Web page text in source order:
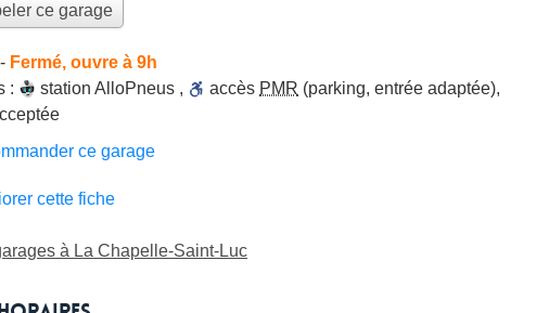
ce garage
- Fermé, ouvre à 9h
:
station AlloPneus , accès PMR (parking, entrée adaptée),
ce garage
cette fiche
à La Chapelle-Saint-Luc